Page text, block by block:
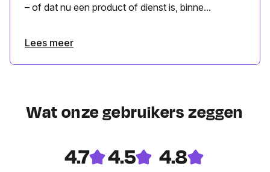
– of dat nu een product of dienst is, binne...
Lees meer
Wat onze gebruikers zeggen
4.7 4.5 4.8